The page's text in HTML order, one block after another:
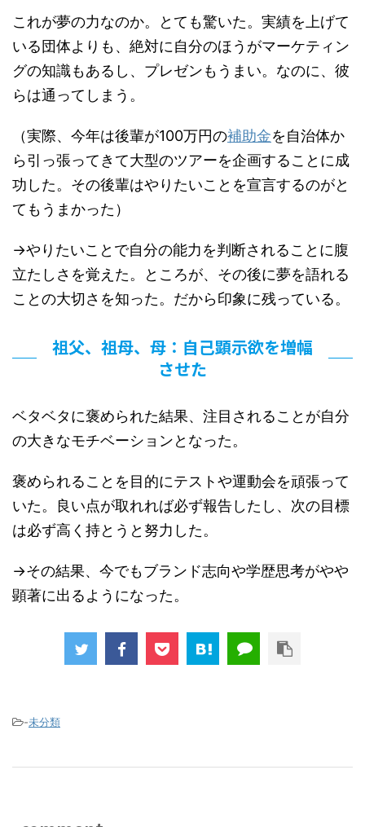
これが夢の力なのか。とても驚いた。実績を上げて
いる団体よりも、絶対に自分のほうがマーケティン
グの知識もあるし、プレゼンもうまい。なのに、彼
らは通ってしまう。
（実際、今年は後輩が100万円の補助金を自治体か
ら引っ張ってきて大型のツアーを企画することに成
功した。その後輩はやりたいことを宣言するのがと
てもうまかった）
→やりたいことで自分の能力を判断されることに腹
立たしさを覚えた。ところが、その後に夢を語れる
ことの大切さを知った。だから印象に残っている。
祖父、祖母、母：自己顕示欲を増幅
させた
ベタベタに褒められた結果、注目されることが自分
の大きなモチベーションとなった。
褒められることを目的にテストや運動会を頑張って
いた。良い点が取れれば必ず報告したし、次の目標
は必ず高く持とうと努力した。
→その結果、今でもブランド志向や学歴思考がやや
顕著に出るようになった。
-未分類